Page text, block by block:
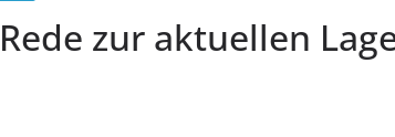
zur aktuellen